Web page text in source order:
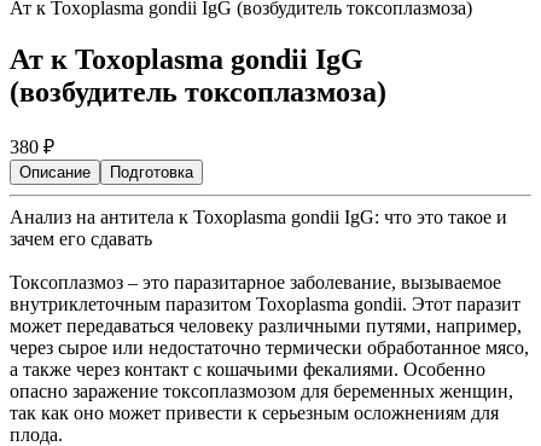
Ат к Toxoplasma gondii IgG (возбудитель токсоплазмоза)
Ат к Toxoplasma gondii IgG
(возбудитель токсоплазмоза)
380 ₽
Описание Подготовка
Анализ на антитела к Toxoplasma gondii IgG: что это такое и
зачем его сдавать
Токсоплазмоз – это паразитарное заболевание, вызываемое
внутриклеточным паразитом Toxoplasma gondii. Этот паразит
может передаваться человеку различными путями, например,
через сырое или недостаточно термически обработанное мясо,
а также через контакт с кошачьими фекалиями. Особенно
опасно заражение токсоплазмозом для беременных женщин,
так как оно может привести к серьезным осложнениям для
плода.